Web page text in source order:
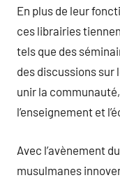
En plus de leur
ces librairies
tels que des
des discussions sur
unir la
l’enseignement et
Avec l’avènement
musulmanes